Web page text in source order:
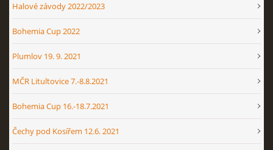
Halové závody 2022/2023
Bohemia Cup 2022
Plumlov 19. 9. 2021
MČR Litultovice 7.-8.8.2021
Bohemia Cup 16.-18.7.2021
Čechy pod Kosířem 12.6. 2021